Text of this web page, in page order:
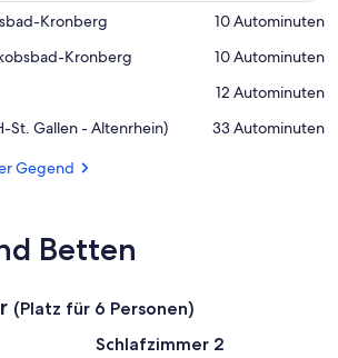
Kronberg
‪10 Autominuten‬
Kronberg
‪10 Autominuten‬
‪12 Autominuten‬
St. Gallen - Altenrhein)
‪33 Autominuten‬
Gegend
Betten
(Platz für 6 Personen)
Schlafzimmer 2